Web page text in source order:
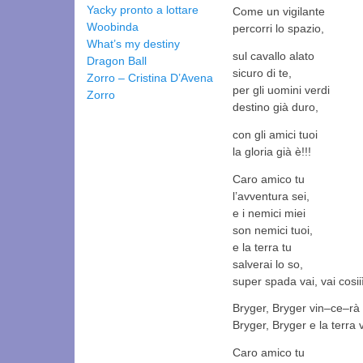
Come un vigilante
percorri lo spazio,
sul cavallo alato
sicuro di te,
per gli uomini verdi
destino già duro,
con gli amici tuoi
la gloria già è!!!
Caro amico tu
l’avventura sei,
e i nemici miei
son nemici tuoi,
e la terra tu
salverai lo so,
super spada vai, vai
Bryger, Bryger vin–ce–rà
Bryger, Bryger e la terra
Caro amico tu
Yacky pronto a lottare
Woobinda
What’s my destiny
Dragon Ball
Zorro – Cristina D’Avena
Zorro